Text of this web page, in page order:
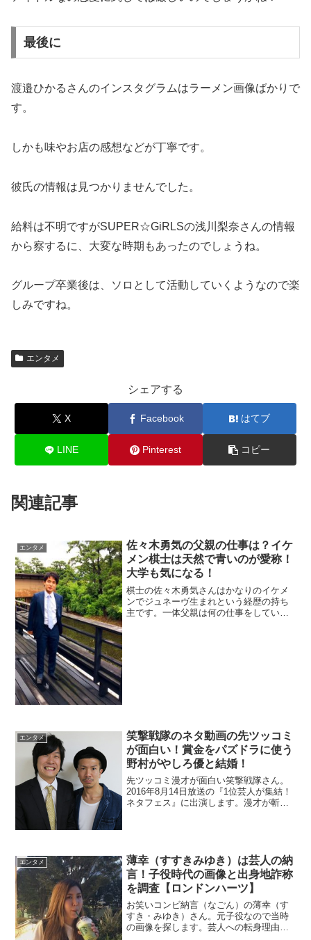
最後に
渡邉ひかるさんのインスタグラムはラーメン画像ばかりで
す。
しかも味やお店の感想などが丁寧です。
彼氏の情報は見つかりませんでした。
給料は不明ですがSUPER☆GiRLSの浅川梨奈さんの情報
から察するに、大変な時期もあったのでしょうね。
グループ卒業後は、ソロとして活動していくようなので楽
しみですね。
エンタメ
シェアする
X Facebook はてブ
LINE Pinterest コピー
関連記事
エンタメ
佐々木勇気の父親の仕事は？イケ
メン棋士は天然で青いのが愛称！
大学も気になる！
棋士の佐々木勇気さんはかなりのイケメ
ンでジュネーヴ生まれという経歴の持ち
主です。一体父親は何の仕事をしている
エンタメ
笑撃戦隊のネタ動画の先ツッコミ
が面白い！賞金をパズドラに使う
野村がやしろ優と結婚！
先ツッコミ漫才が面白い笑撃戦隊さん。
2016年8月14日放送の『1位芸人が集結！
ネタフェス』に出演します。漫才が斬新
エンタメ
薄幸（すすきみゆき）は芸人の納
言！子役時代の画像と出身地詐称
を調査【ロンドンハーツ】
お笑いコンビ納言（なごん）の薄幸（す
すき・みゆき）さん。元子役なので当時
の画像を探します。芸人への転身理由が